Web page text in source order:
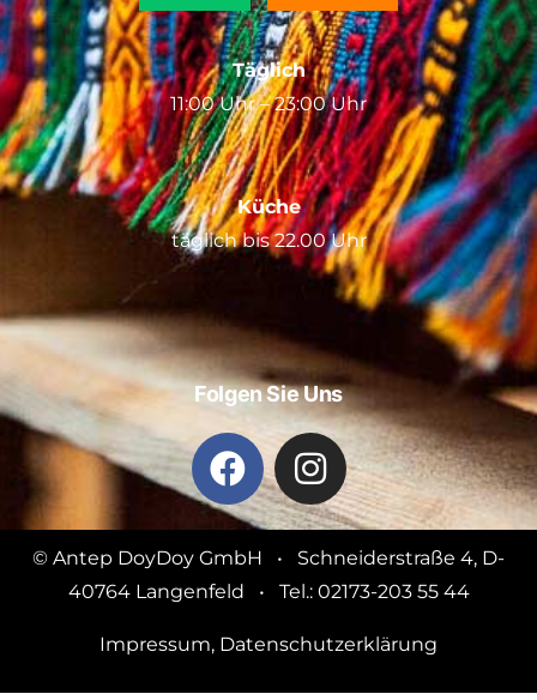
Täglich
11:00 Uhr – 23:00 Uhr
Küche
täglich bis 22.00 Uhr
Folgen Sie Uns
© Antep DoyDoy GmbH • Schneiderstraße 4, D-
40764 Langenfeld • Tel.: 02173-203 55 44
Impressum, Datenschutzerklärung